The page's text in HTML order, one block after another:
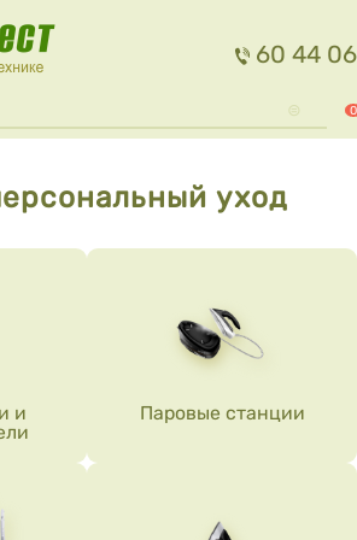
содержанию
60 44 06
0
уход
Дочерние категории
и
Паровые станции